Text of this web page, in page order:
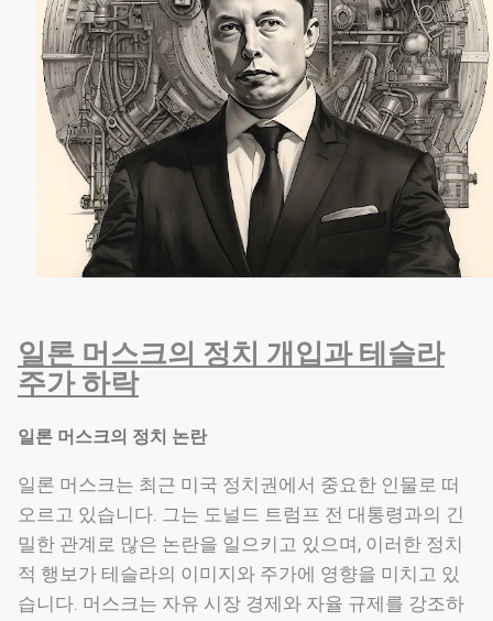
일론 머스크의 정치 개입과 테슬라
주가 하락
일론 머스크의 정치 논란
일론 머스크는 최근 미국 정치권에서 중요한 인물로 떠
오르고 있습니다. 그는 도널드 트럼프 전 대통령과의 긴
밀한 관계로 많은 논란을 일으키고 있으며, 이러한 정치
적 행보가 테슬라의 이미지와 주가에 영향을 미치고 있
습니다. 머스크는 자유 시장 경제와 자율 규제를 강조하